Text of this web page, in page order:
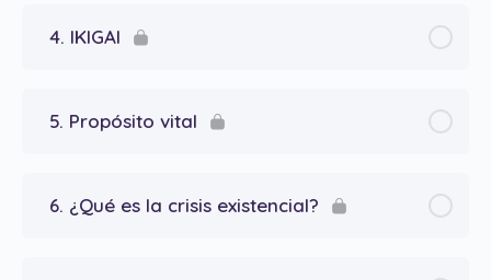
4. IKIGAI
5. Propósito vital
6. ¿Qué es la crisis existencial?